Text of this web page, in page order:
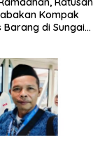
Kompak
Barang di Sungai